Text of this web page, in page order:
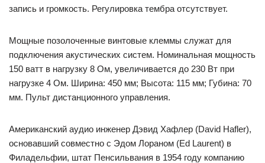
запись и громкость. Регулировка тембра отсутствует.
Мощные позолоченные винтовые клеммы служат для
подключения акустических систем. Номинальная мощность
150 ватт в нагрузку 8 Ом, увеличивается до 230 Вт при
нагрузке 4 Ом. Ширина: 450 мм; Высота: 115 мм; Губина: 70
мм. Пульт дистанционного управления.
Американский аудио инженер Дэвид Хафлер (David Hafler),
основавший совместно с Эдом Лораном (Ed Laurent) в
Филадельфии, штат Пенсильвания в 1954 году компанию